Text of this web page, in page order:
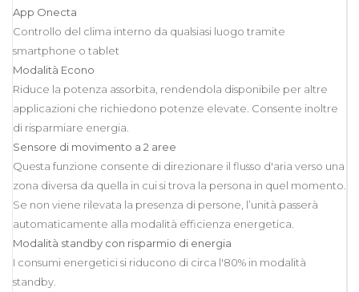
App Onecta
Controllo del clima interno da qualsiasi luogo tramite
smartphone o tablet
Modalità Econo
Riduce la potenza assorbita, rendendola disponibile per altre
applicazioni che richiedono potenze elevate. Consente inoltre
di risparmiare energia.
Sensore di movimento a 2 aree
Questa funzione consente di direzionare il flusso d'aria verso una
zona diversa da quella in cui si trova la persona in quel momento.
Se non viene rilevata la presenza di persone, l’unità passerà
automaticamente alla modalità efficienza energetica.
Modalità standby con risparmio di energia
I consumi energetici si riducono di circa l'80% in modalità
standby.